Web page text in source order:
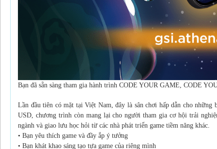
Bạn đã sẵn sàng tham gia hành trình CODE YOUR GAME, CODE
Lần đầu tiên có mặt tại Việt Nam, đây là sân chơi hấp dẫn cho
USD, chương trình còn mang lại cho người tham gia cơ hội trải
ngành và giao lưu học hỏi từ các nhà phát triển game tiềm năng khác.
• Bạn yêu thích game và đầy ắp ý tưởng
• Bạn khát khao sáng tạo tựa game của riêng mình